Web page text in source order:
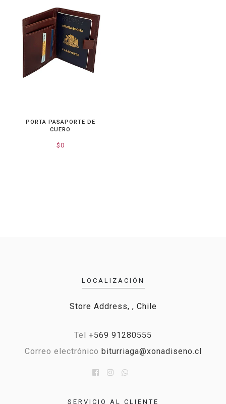
PORTA PASAPORTE DE
CUERO
$0
LOCALIZACIÓN
Store Address, , Chile
Tel +569 91280555
Correo electrónico biturriaga@xonadiseno.cl
SERVICIO AL CLIENTE